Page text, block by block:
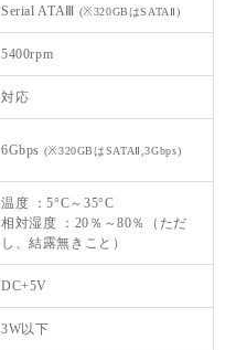
Serial ATAⅢ (※320GBはSATAⅡ)
5400rpm
対応
6Gbps (※320GBはSATAⅡ,3Gbps)
温度 ：5°C～35°C
相対湿度 ：20％～80％（ただ
し、結露無きこと）
DC+5V
3W以下